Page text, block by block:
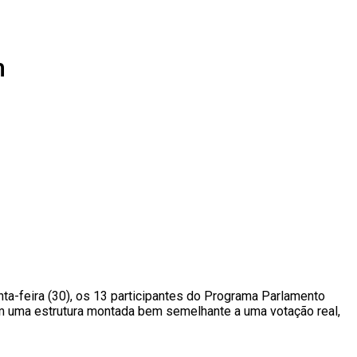
feira (30), os 13 participantes do Programa Parlamento
estrutura montada bem semelhante a uma votação real,